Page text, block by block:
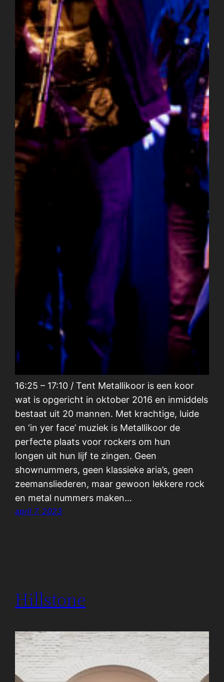
16:25 – 17:10 / Tent Metallikoor is een koor
wat is opgericht in oktober 2016 en inmiddels
bestaat uit 20 mannen. Met krachtige, luide
en ‘in yer face’ muziek is Metallikoor de
perfecte plaats voor rockers om hun
longen uit hun lijf te zingen. Geen
shownummers, geen klassieke aria’s, geen
zeemansliederen, maar gewoon lekkere rock
en metal nummers maken…
april 7, 2023
Hillstone